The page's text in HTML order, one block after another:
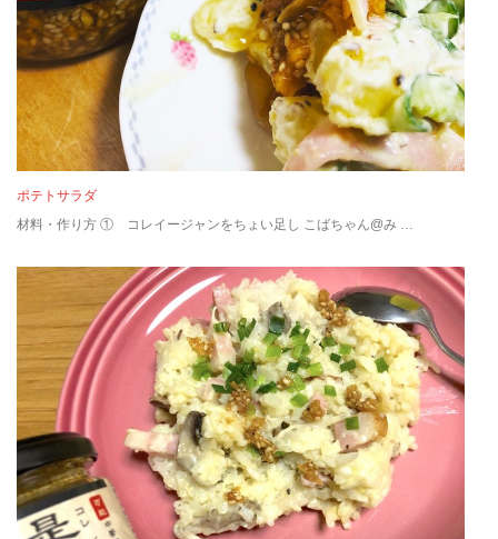
ポテトサラダ
材料・作り方 ① コレイージャンをちょい足し こばちゃん@み …